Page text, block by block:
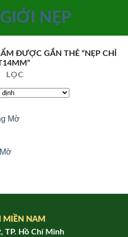
ĐƯỢC GẮN THẺ “NẸP CHỈ
LỌC
MIỀN NAM
TP. Hồ Chí Minh